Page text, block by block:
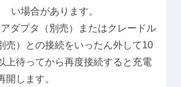
い場合があります。
ダプタ（別売）またはクレードル
売）との接続をいったん外して10
上待ってから再度接続すると充電
開します。